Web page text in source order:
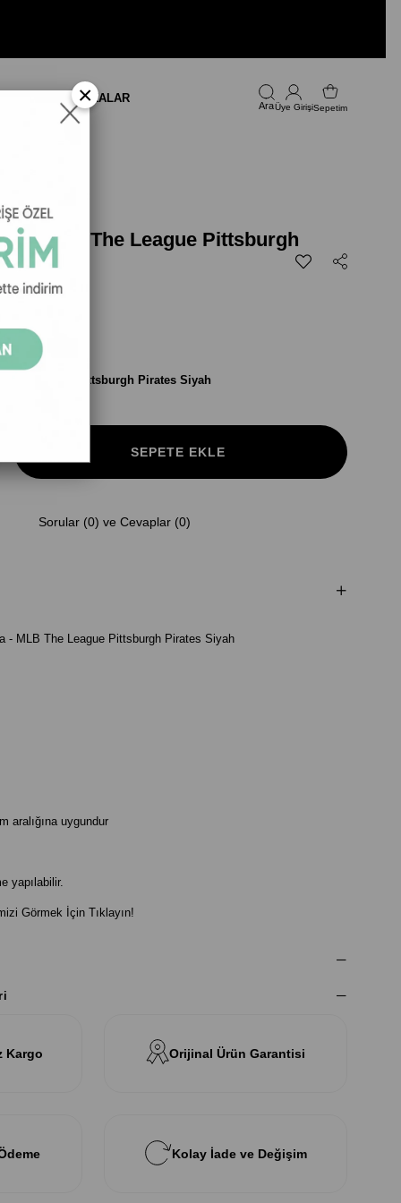
MARKALAR
Üye GirişiSepetim
- MLB The League Pittsburgh
The League Pittsburgh Pirates Siyah
Sorular (0) ve Cevaplar (0)
- MLB The League Pittsburgh Pirates Siyah
aralığına uygundur
yapılabilir.
Görmek İçin Tıklayın!
Kargo Orijinal Ürün Garantisi
Kolay İade ve Değişim
×